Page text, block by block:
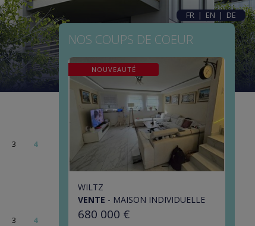
FR | EN | DE
3
4
3 4
NOS COUPS DE COEUR
NOUVEAUTÉ
WILTZ
VENTE - MAISON INDIVIDUELLE
680 000 €